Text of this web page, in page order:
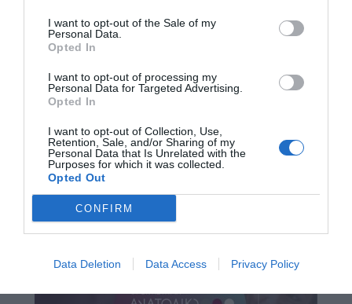
I want to opt-out of the Sale of my
Personal Data.
Opted In
I want to opt-out of processing my
Personal Data for Targeted Advertising.
Opted In
I want to opt-out of Collection, Use,
Retention, Sale, and/or Sharing of my
Personal Data that Is Unrelated with the
Purposes for which it was collected.
Opted Out
CONFIRM
Data Deletion Data Access Privacy Policy